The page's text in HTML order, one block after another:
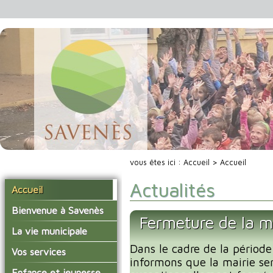
Accueil
Bienvenue à Savenès
Situer Savenès
Savenès en chiffre
L'histoire du village
La vie municipale
Vos élus
Les compte-rendus du
Vos services
La mairie
vous êtes ici : Accueil > Accueil
Actualités
Fermeture de la
Dans le cadre de la
informons que la mairie